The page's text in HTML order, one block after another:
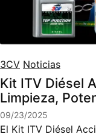
3CV Noticias
Kit ITV Diésel
Limpieza,
09/23/2025
El Kit ITV Diésel